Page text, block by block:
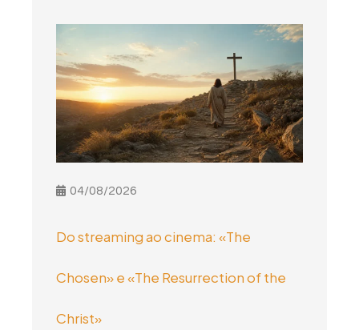
04/08/2026
Do streaming ao cinema: «The
Chosen» e «The Resurrection of the
Christ»